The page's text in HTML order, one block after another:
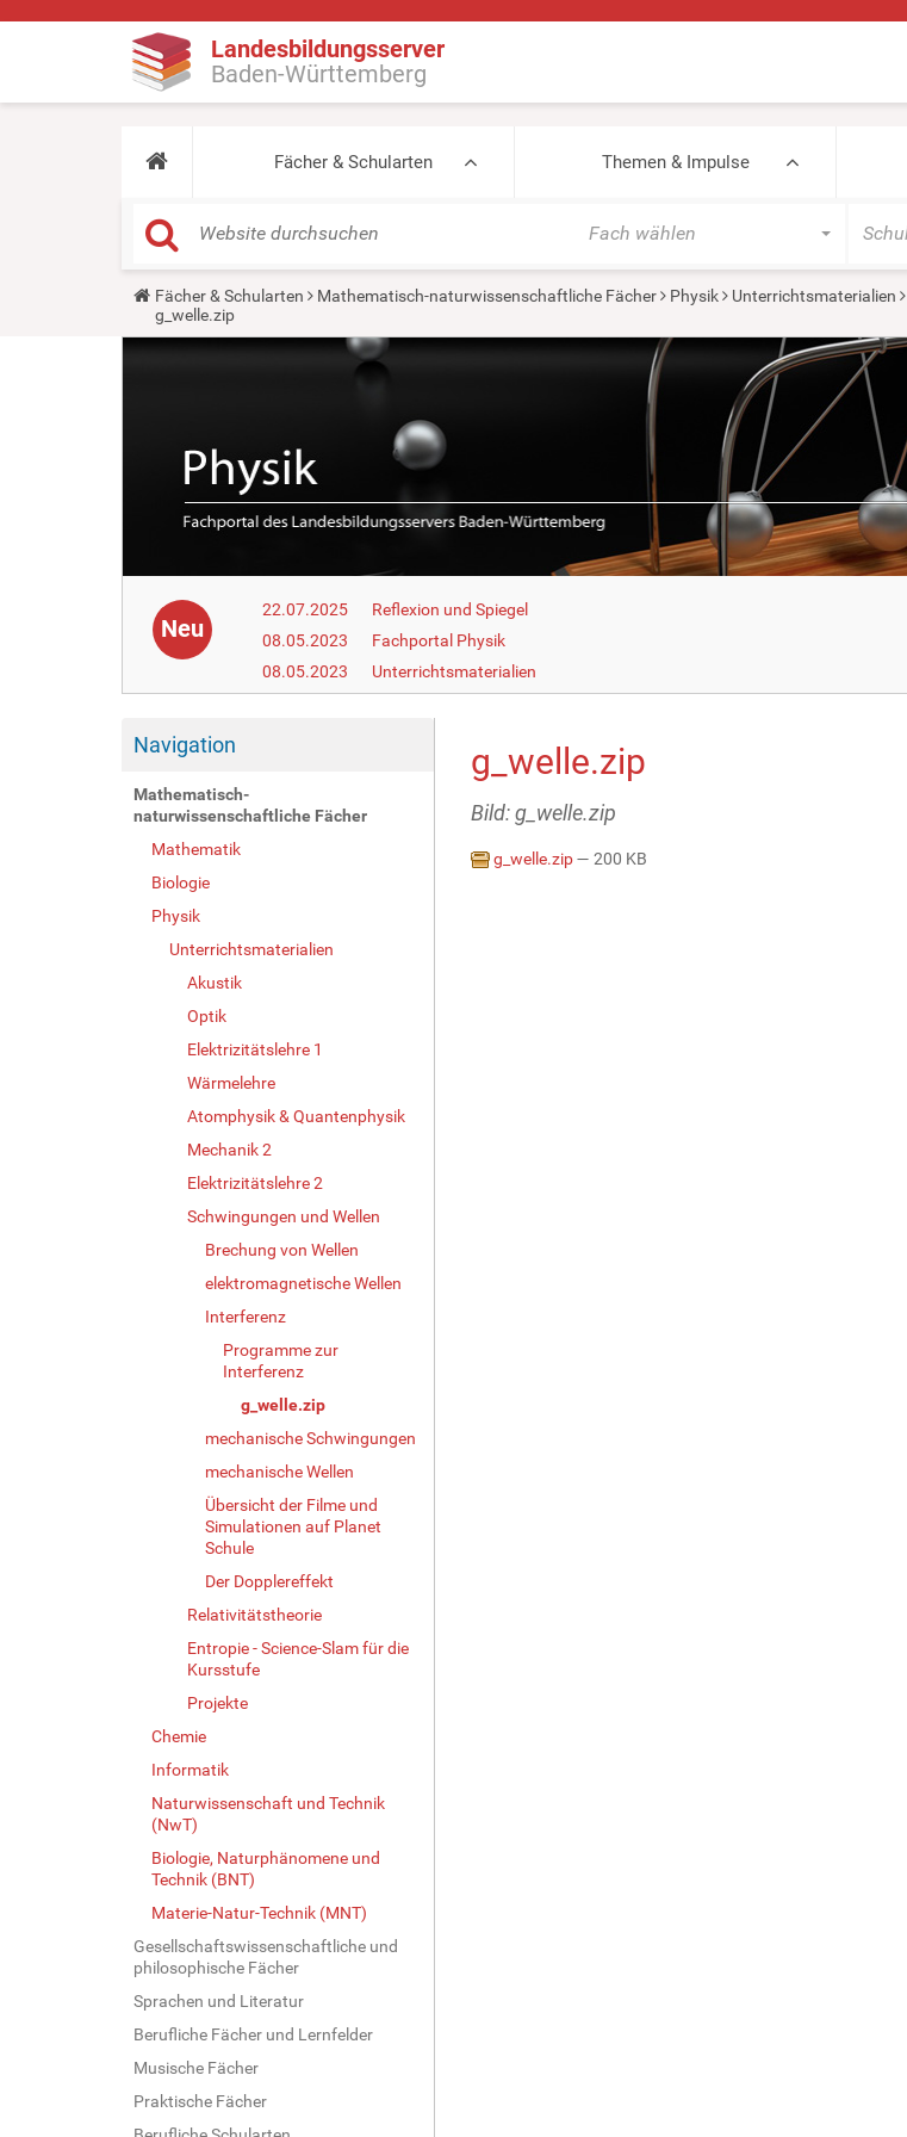
Landesbildungsserver
Baden-Württemberg
Fächer & Schularten Themen & Impulse
Fach wählen
Y
u
Fächer & Schularten Mathematisch-naturwissenschaftliche Fächer Physik Unterrichtsmaterialien
g_welle.zip
Neu
22.07.2025
Reflexion und Spiegel
08.05.2023
Fachportal Physik
08.05.2023
Unterrichtsmaterialien
Navigation
Mathematisch-
naturwissenschaftliche Fächer
Mathematik
Biologie
Physik
Unterrichtsmaterialien
Akustik
Optik
Elektrizitätslehre 1
Wärmelehre
Atomphysik & Quantenphysik
Mechanik 2
Elektrizitätslehre 2
Schwingungen und Wellen
Brechung von Wellen
elektromagnetische Wellen
Interferenz
Programme zur
Interferenz
g_welle.zip
mechanische Schwingungen
mechanische Wellen
Übersicht der Filme und
Simulationen auf Planet
Schule
Der Dopplereffekt
Relativitätstheorie
Entropie - Science-Slam für die
Kursstufe
Projekte
Chemie
Informatik
Naturwissenschaft und Technik
(NwT)
Biologie, Naturphänomene und
Technik (BNT)
Materie-Natur-Technik (MNT)
Gesellschaftswissenschaftliche und
philosophische Fächer
Sprachen und Literatur
Berufliche Fächer und Lernfelder
Musische Fächer
Praktische Fächer
g_welle.zip
Bild: g_welle.zip
g_welle.zip— 200 KB